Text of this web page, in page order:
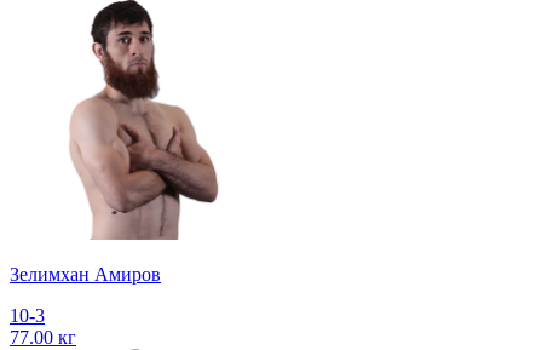
Зелимхан Амиров
10-3
77.00 кг